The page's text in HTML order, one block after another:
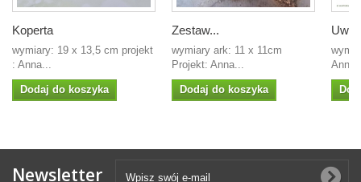
Koperta
wymiary: 19 x 13,5 cm projekt
: Anna...
Dodaj do koszyka
Zestaw...
wymiary ark: 11 x 11cm
Projekt: Anna...
Dodaj do koszyka
Anna
Newsletter